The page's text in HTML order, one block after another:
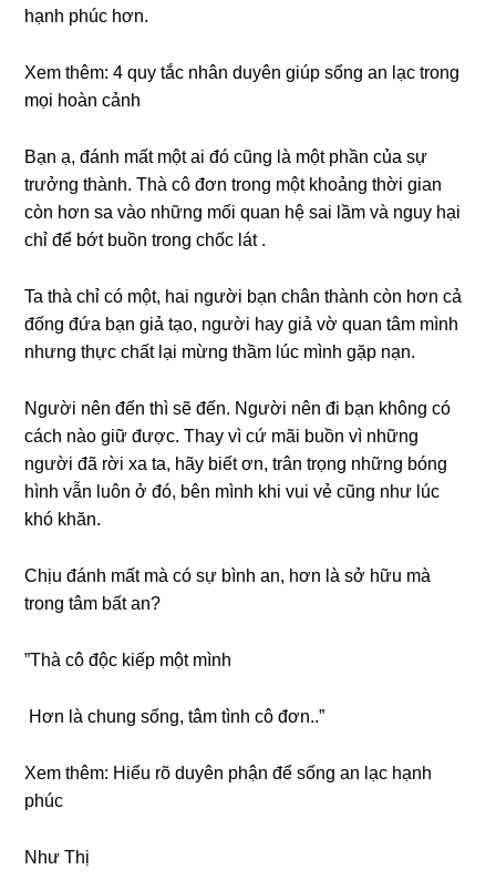
hạnh phúc hơn.
Xem thêm:4 quy tắc nhân duyên giúp sống an lạc trong
mọi hoàn cảnh
Bạn ạ, đánh mất một ai đó cũng là một phần của sự
trưởng thành. Thà cô đơn trong một khoảng thời gian
còn hơn sa vào những mối quan hệ sai lầm và nguy hại
chỉ để bớt buồn trong chốc lát .
Ta thà chỉ có một, hai người bạn chân thành còn hơn cả
đống đứa bạn giả tạo, người hay giả vờ quan tâm mình
nhưng thực chất lại mừng thầm lúc mình gặp nạn.
Người nên đến thì sẽ đến. Người nên đi bạn không có
cách nào giữ được. Thay vì cứ mãi buồn vì những
người đã rời xa ta, hãy biết ơn, trân trọng những bóng
hình vẫn luôn ở đó, bên mình khi vui vẻ cũng như lúc
khó khăn.
Chịu đánh mất mà có sự bình an, hơn là sở hữu mà
trong tâm bất an?
”Thà cô độc kiếp một mình
Hơn là chung sống, tâm tình cô đơn..”
Xem thêm: Hiểu rõ duyên phận để sống an lạc hạnh
phúc
Như Thị